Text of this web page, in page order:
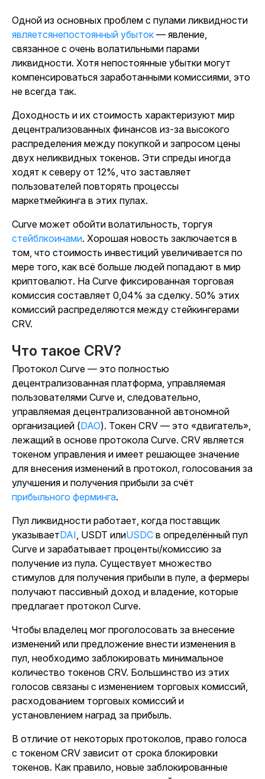
Одной из основных проблем с пулами ликвидности
являетсянепостоянный убыток — явление,
связанное с очень волатильными парами
ликвидности. Хотя непостоянные убытки могут
компенсироваться заработанными комиссиями, это
не всегда так.
Доходность и их стоимость характеризуют мир
децентрализованных финансов из-за высокого
распределения между покупкой и запросом цены
двух неликвидных токенов. Эти спреды иногда
ходят к северу от 12%, что заставляет
пользователей повторять процессы
маркетмейкинга в этих пулах.
Curve может обойти волатильность, торгуя
стейблкоинами. Хорошая новость заключается в
том, что стоимость инвестиций увеличивается по
мере того, как всё больше людей попадают в мир
криптовалют. На Curve фиксированная торговая
комиссия составляет 0,04% за сделку. 50% этих
комиссий распределяются между стейкингерами
CRV.
Что такое CRV?
Протокол Curve — это полностью
децентрализованная платформа, управляемая
пользователями Curve и, следовательно,
управляемая децентрализованной автономной
организацией (DAO). Токен CRV — это «двигатель»,
лежащий в основе протокола Curve. CRV является
токеном управления и имеет решающее значение
для внесения изменений в протокол, голосования за
улучшения и получения прибыли за счёт
прибыльного ферминга.
Пул ликвидности работает, когда поставщик
указываетDAI, USDT илиUSDC в определённый пул
Curve и зарабатывает проценты/комиссию за
получение из пула. Существует множество
стимулов для получения прибыли в пуле, а фермеры
получают пассивный доход и владение, которые
предлагает протокол Curve.
Чтобы владелец мог проголосовать за внесение
изменений или предложение внести изменения в
пул, необходимо заблокировать минимальное
количество токенов CRV. Большинство из этих
голосов связаны с изменением торговых комиссий,
расходованием торговых комиссий и
установлением наград за прибыль.
В отличие от некоторых протоколов, право голоса
с токеном CRV зависит от срока блокировки
токенов. Как правило, новые заблокированные